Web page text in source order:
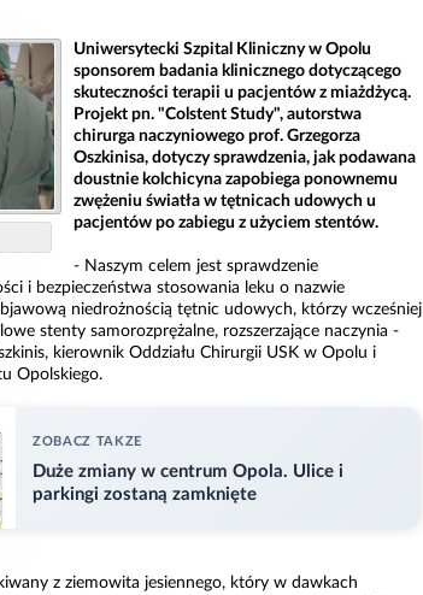
Uniwersytecki Szpital Kliniczny w Opolu
sponsorem badania klinicznego dotyczącego
skuteczności terapii u pacjentów z miażdżycą.
Projekt pn. "Colstent Study", autorstwa
chirurga naczyniowego prof. Grzegorza
Oszkinisa, dotyczy sprawdzenia, jak podawana
doustnie kolchicyna zapobiega ponownemu
zwężeniu światła w tętnicach udowych u
pacjentów po zabiegu z użyciem stentów.
- Naszym celem jest sprawdzenie
i bezpieczeństwa stosowania leku o nazwie
niedrożnością tętnic udowych, którzy wcześniej
stenty samorozprężalne, rozszerzające naczynia -
kierownik Oddziału Chirurgii USK w Opolu i
Opolskiego.
ZOBACZ TAKZE
Duże zmiany w centrum Opola. Ulice i
parkingi zostaną zamknięte
z ziemowita jesiennego, który w dawkach